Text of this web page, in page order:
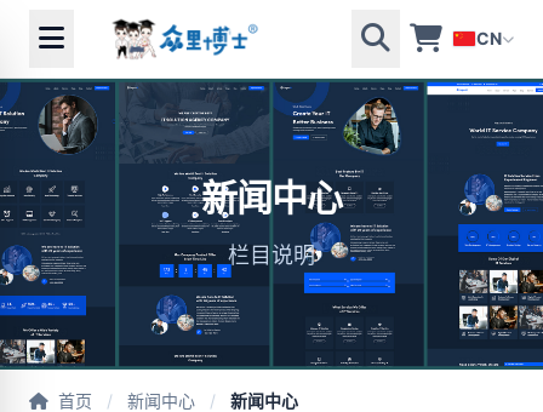
CN
新闻中心
栏目说明
首页 / 新闻中心 / 新闻中心